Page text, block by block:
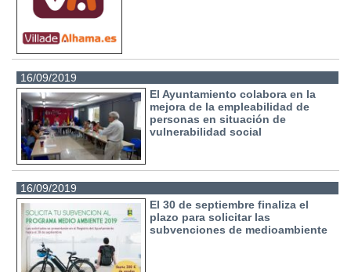
16/09/2019
El Ayuntamiento colabora en la
mejora de la empleabilidad de
personas en situación de
vulnerabilidad social
16/09/2019
El 30 de septiembre finaliza el
plazo para solicitar las
subvenciones de medioambiente